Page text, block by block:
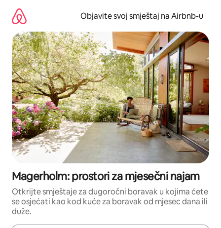
sadržaj
Objavite svoj smještaj na Airbnb-u
Magerholm: prostori za mjesečni najam
Otkrijte smještaje za dugoročni boravak u kojima ćete
se osjećati kao kod kuće za boravak od mjesec dana ili
duže.